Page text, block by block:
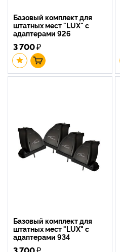
Базовый комплект для
штатных мест "LUX" с
адаптерами 926
3 700₽
Базовый комплект для
штатных мест "LUX" с
адаптерами 934